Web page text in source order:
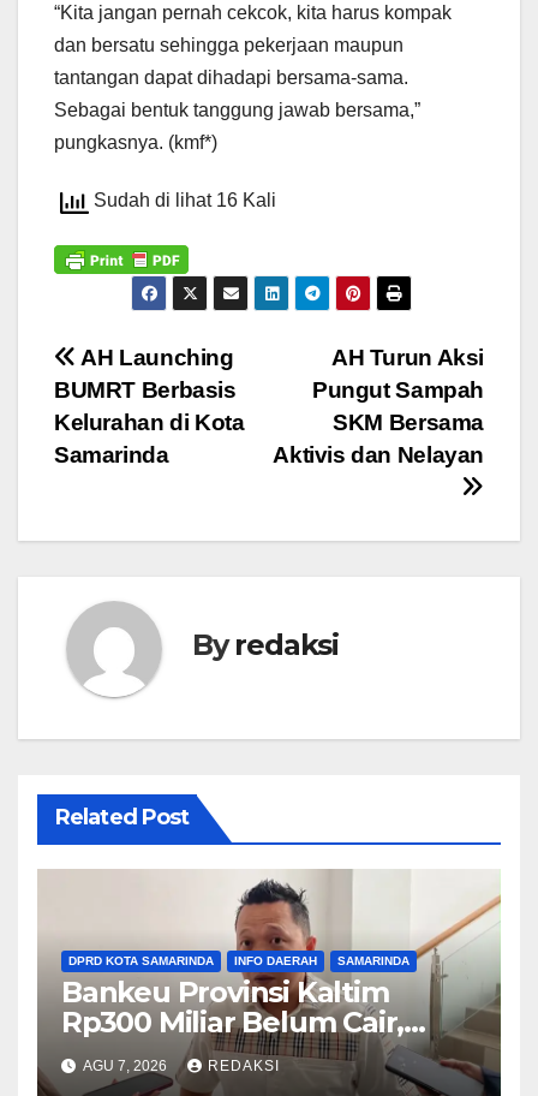
“Kita jangan pernah cekcok, kita harus kompak
dan bersatu sehingga pekerjaan maupun
tantangan dapat dihadapi bersama-sama.
Sebagai bentuk tanggung jawab bersama,”
pungkasnya. (kmf*)
Sudah di lihat 16 Kali
Navigasi
pos
AH Turun Aksi
Pungut Sampah
SKM Bersama
Aktivis dan Nelayan
AH Launching
BUMRT Berbasis
Kelurahan di Kota
Samarinda
Byredaksi
Related Post
DPRD KOTA SAMARINDA INFO DAERAH SAMARINDA
Bankeu Provinsi Kaltim
Rp300 Miliar Belum Cair,
Komisi III DPRD Samarinda
Khawatirkan Proyek Banjir
AGU 7, 2026 REDAKSI